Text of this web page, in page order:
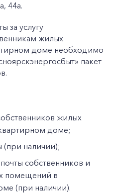
44а.
за услугу
жилых
доме необходимо
пакет
жилых
доме;
(при наличии);
собственников и
помещений в
(при наличии).